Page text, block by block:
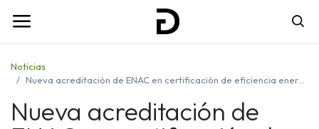
Noticias
Nueva acreditación de ENAC en certificación de eficiencia energética
Nueva acreditación de